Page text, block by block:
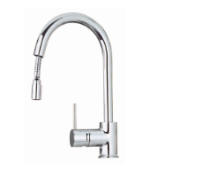
และอะไหล่ กรุงเทพฯ
ถนน พระราม3 แขวงบางโพงพาง เขต
0080 / 080-075-8668 / 091-545-
เชียงใหม่
านขาย / Contact Sales Staff
5795